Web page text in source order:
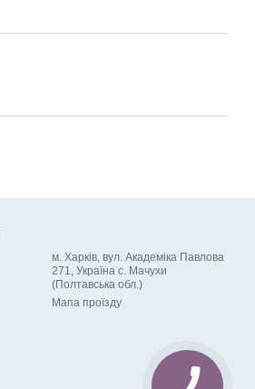
м. Харків, вул. Академіка Павлова
271, Україна с. Мачухи
(Полтавська обл.)
Мапа проїзду